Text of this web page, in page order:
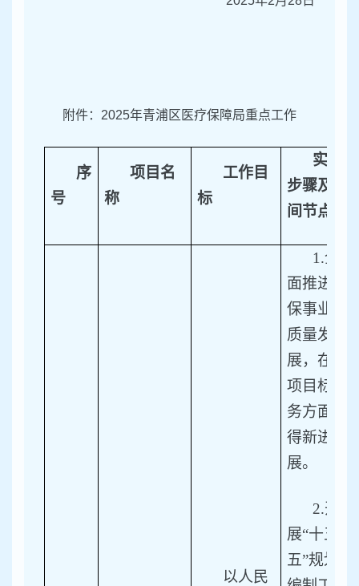
附件：2025年青浦区医疗保障局重点工作
序
号
项目名
称
工作目
标
实施
步骤及时
间节点
以人民
1.全
面推进医
保事业高
质量发
展，在各
项目标任
务方面取
得新进
展。
2.开
展“十五
五”规划